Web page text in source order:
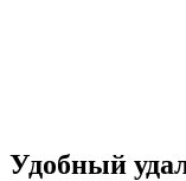
Удобный